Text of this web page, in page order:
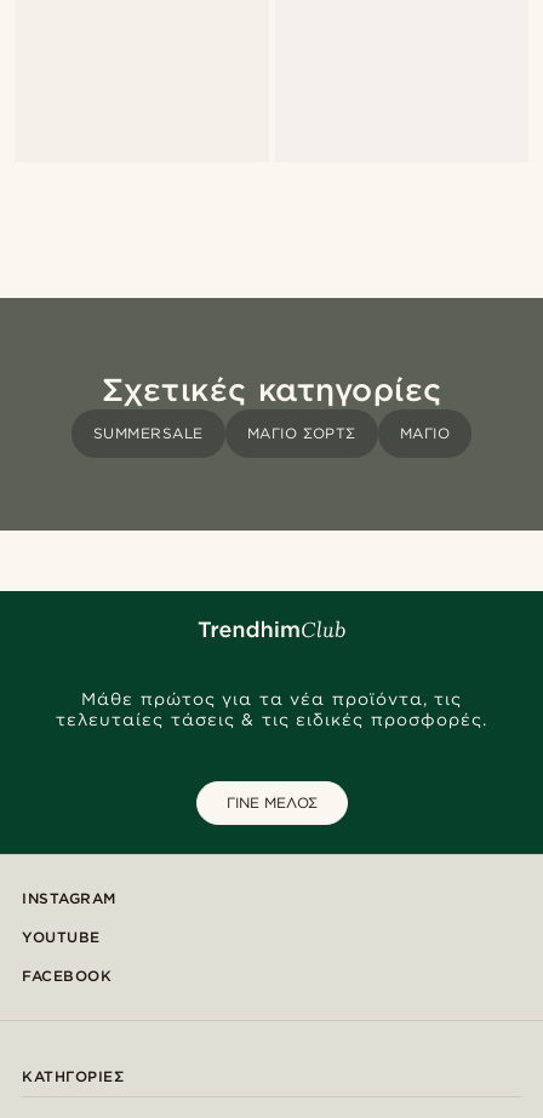
Σχετικές κατηγορίες
SUMMERSALE ΜΑΓΙΌ ΣΟΡΤΣ ΜΑΓΙΌ
Μάθε πρώτος για τα νέα προϊόντα, τις
τελευταίες τάσεις & τις ειδικές προσφορές.
ΓΙΝΕ ΜΕΛΟΣ
INSTAGRAM
YOUTUBE
FACEBOOK
ΚΑΤΗΓΟΡΊΕΣ